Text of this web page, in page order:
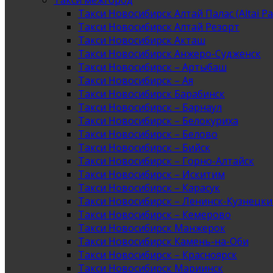
Такси Новосибирск Алтай Палас (Altai
Такси Новосибирск Алтай Резорт
Такси Новосибирск Акташ
Такси Новосибирск Анжеро-Судженск
Такси Новосибирск – Артыбаш
Такси Новосибирск – Ая
Такси Новосибирск Барабинск
Такси Новосибирск – Барнаул
Такси Новосибирск – Белокуриха
Такси Новосибирск – Белово
Такси Новосибирск – Бийск
Такси Новосибирск – Горно-Алтайск
Такси Новосибирск – Искитим
Такси Новосибирск – Карасук
Такси Новосибирск – Ленинск-
Такси Новосибирск – Кемерово
Такси Новосибирск Манжерок
Такси Новосибирск Камень-на-Оби
Такси Новосибирск – Красноярск
Такси Новосибирск Мариинск